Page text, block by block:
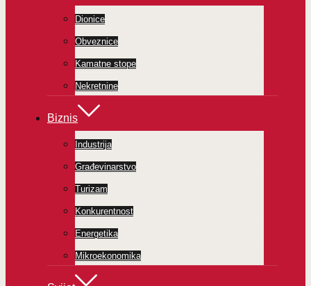
Dionice
Obveznice
Kamatne stope
Nekretnine
Biznis
Industrija
Građevinarstvo
Turizam
Konkurentnost
Energetika
Mikroekonomika